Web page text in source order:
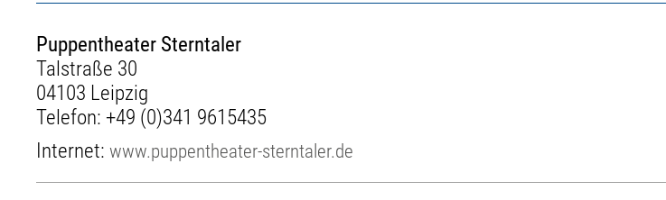
Puppentheater Sterntaler
Talstraße 30
04103 Leipzig
Telefon: +49 (0)341 9615435
Internet:www.puppentheater-sterntaler.de